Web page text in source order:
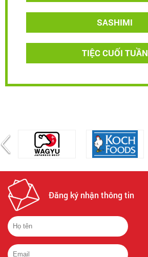
SASHIMI
TIỆC CUỐI TUẦN
Đăng ký nhận thông tin